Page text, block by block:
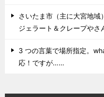
さいたま市（主に大宮地
ジェラート＆クレープやさ
3 つの言葉で場所指定。
応！ですが……